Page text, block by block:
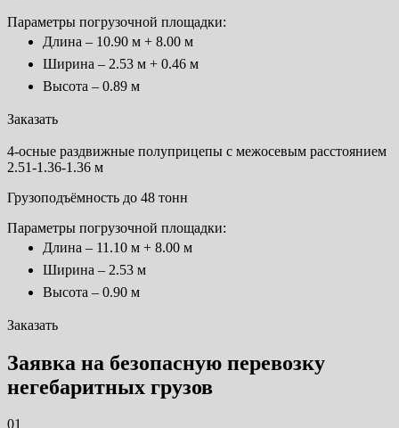
Параметры погрузочной площадки:
Длина – 10.90 м + 8.00 м
Ширина – 2.53 м + 0.46 м
Высота – 0.89 м
Заказать
4-осные раздвижные полуприцепы с межосевым расстоянием
2.51-1.36-1.36 м
Грузоподъёмность до 48 тонн
Параметры погрузочной площадки:
Длина – 11.10 м + 8.00 м
Ширина – 2.53 м
Высота – 0.90 м
Заказать
Заявка на безопасную перевозку
негебаритных грузов
01